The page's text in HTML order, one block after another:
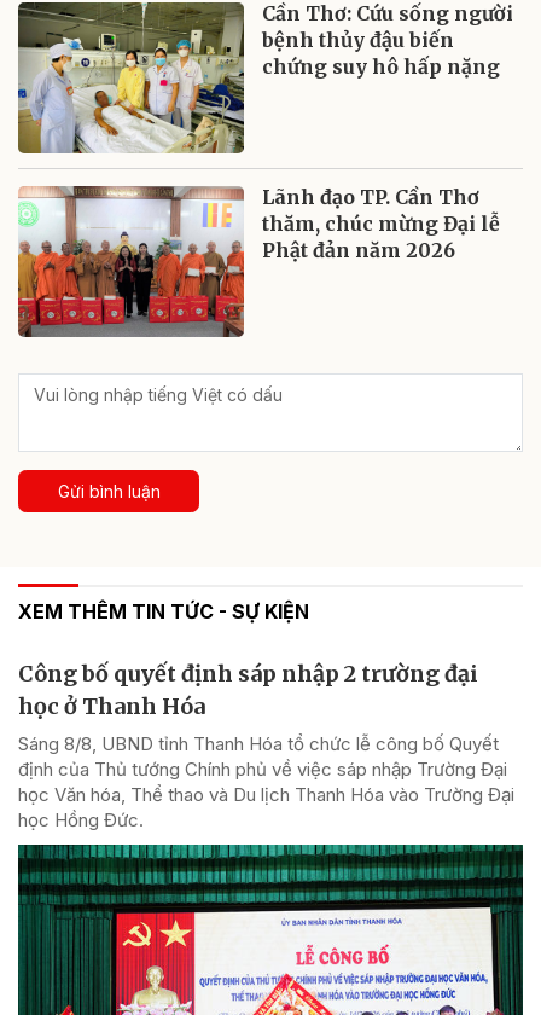
Cần Thơ: Cứu sống người
bệnh thủy đậu biến
chứng suy hô hấp nặng
Lãnh đạo TP. Cần Thơ
thăm, chúc mừng Đại lễ
Phật đản năm 2026
Gửi bình luận
XEM THÊM TIN TỨC - SỰ KIỆN
Công bố quyết định sáp nhập 2 trường đại
học ở Thanh Hóa
Sáng 8/8, UBND tỉnh Thanh Hóa tổ chức lễ công bố Quyết
định của Thủ tướng Chính phủ về việc sáp nhập Trường Đại
học Văn hóa, Thể thao và Du lịch Thanh Hóa vào Trường Đại
học Hồng Đức.